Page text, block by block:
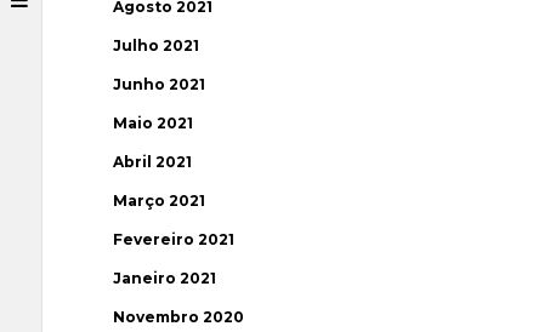
Agosto 2021
Julho 2021
Junho 2021
Maio 2021
Abril 2021
Março 2021
Fevereiro 2021
Janeiro 2021
Novembro 2020